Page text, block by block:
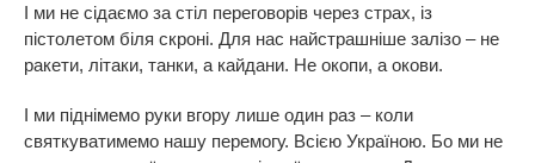
І ми не сідаємо за стіл переговорів через страх, із
пістолетом біля скроні. Для нас найстрашніше залізо – не
ракети, літаки, танки, а кайдани. Не окопи, а окови.
І ми піднімемо руки вгору лише один раз – коли
святкуватимемо нашу перемогу. Всією Україною. Бо ми не